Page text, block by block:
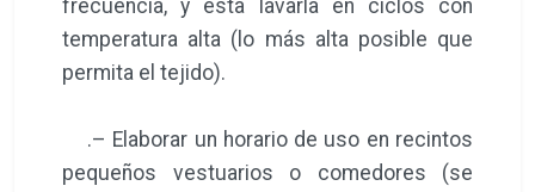
frecuencia, y esta lavarla en ciclos con
temperatura alta (lo más alta posible que
permita el tejido).
.– Elaborar un horario de uso en recintos
pequeños vestuarios o comedores (se